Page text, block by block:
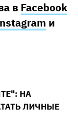
в Facebook
и
НА
ЛИЧНЫЕ